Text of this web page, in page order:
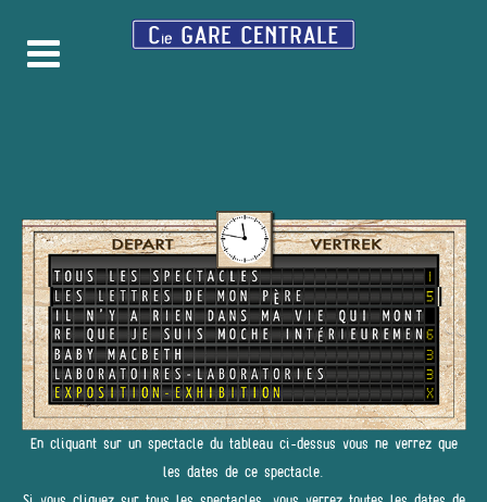
En cliquant sur un spectacle du tableau ci-dessus vous ne verrez que
les dates de ce spectacle.